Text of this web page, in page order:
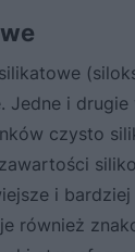
Jedne i drugie
czysto
i
je również